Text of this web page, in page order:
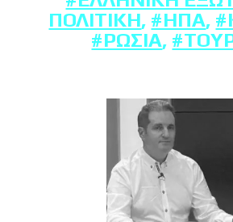
ΠΟΛΙΤΙΚΉ, #ΗΠΑ,
#ΡΩΣΊΑ,